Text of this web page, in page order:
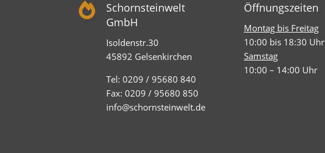

Schornsteinwelt
GmbH
Isoldenstr.30
45892 Gelsenkirchen
Tel: 0209 / 95680 840
Fax: 0209 / 95680 850
info@schornsteinwelt.de
Öffnungszeiten
Montag bis Freitag
10:00 bis 18:30 Uhr
Samstag
10:00 – 14:00 Uhr